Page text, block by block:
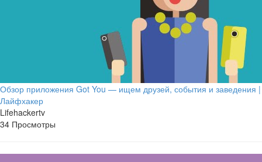
Обзор приложения Got You — ищем друзей, события и заведения |
Лайфхакер
Lifehackertv
34 Просмотры